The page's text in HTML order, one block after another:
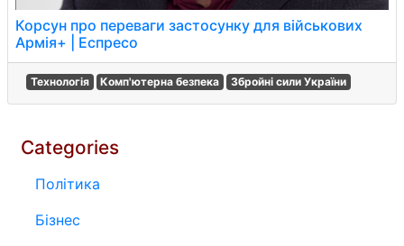
Корсун про переваги застосунку для військових
Армія+ | Еспресо
Технологія Комп'ютерна безпека Збройні сили України
Categories
Політика
Бізнес